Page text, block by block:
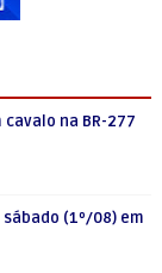
na BR-277
(1º/08) em